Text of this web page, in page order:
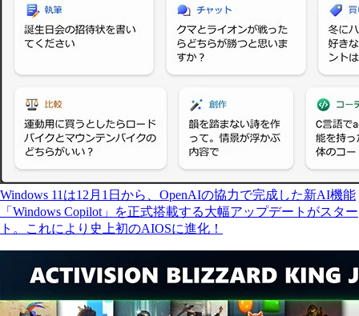
Windows 11は12月1日から、OpenAIの協力で完成した新AI機能
「Windows Copilot」を正式搭載する大幅アップデートがスター
ト。これにより史上初のAIOSに進化！